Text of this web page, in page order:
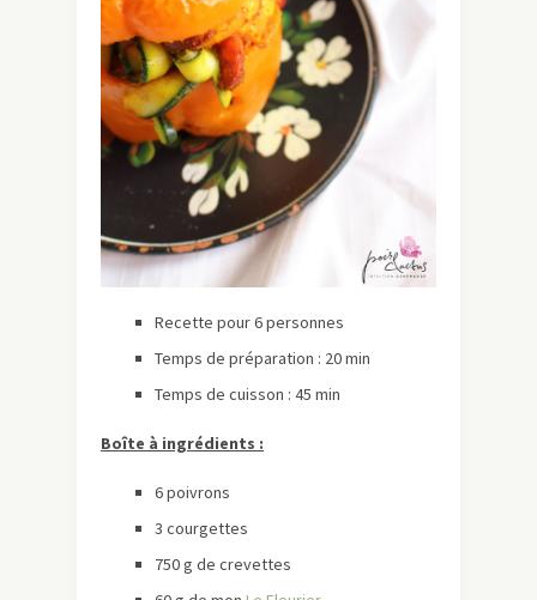
Recette pour 6 personnes
Temps de préparation : 20 min
Temps de cuisson : 45 min
Boîte à ingrédients :
6 poivrons
3 courgettes
750 g de crevettes